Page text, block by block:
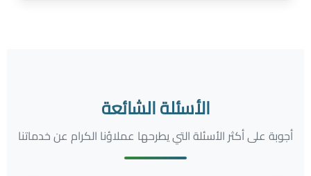
الأسئلة الشائعة
أجوبة على أكثر الأسئلة التي يطرحها عملاؤنا الكرام عن خدماتنا